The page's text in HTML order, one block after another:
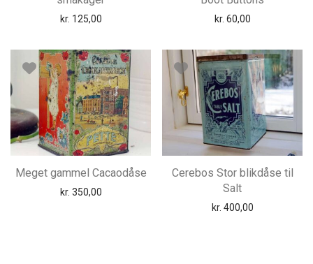
kr. 125,00 kr. 60,00
Meget gammel Cacaodåse
kr. 350,00
Cerebos Stor blikdåse til
Salt
kr. 400,00